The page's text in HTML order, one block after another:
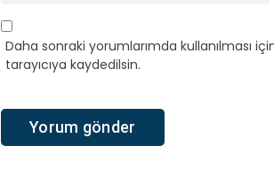
Daha sonraki yorumlarımda kullanılması
tarayıcıya kaydedilsin.